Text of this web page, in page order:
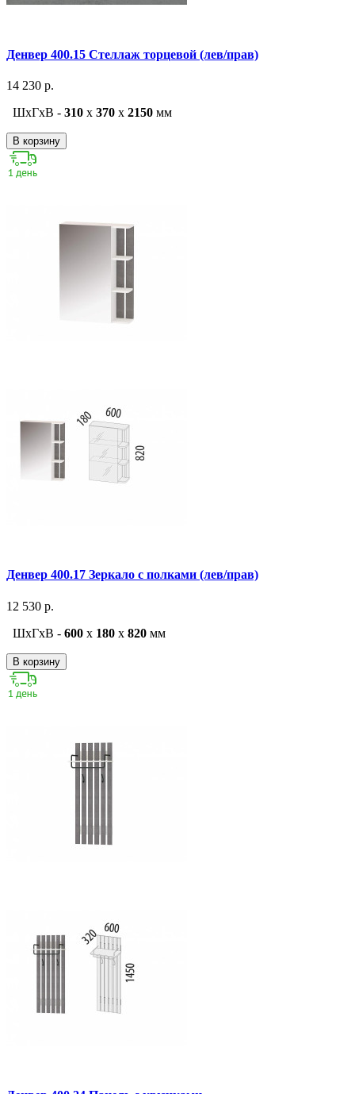
Денвер 400.15 Стеллаж торцевой (лев/прав)
14 230 р.
ШxГxВ - 310 x 370 x 2150 мм
В корзину
Денвер 400.17 Зеркало с полками (лев/прав)
12 530 р.
ШxГxВ - 600 x 180 x 820 мм
В корзину